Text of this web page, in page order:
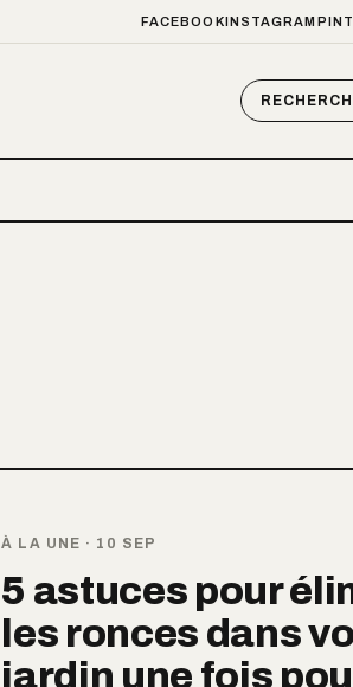
FACEBOOKINSTAGRAM
À LA UNE · 10 SEP
5 astuces pour
les ronces dans
jardin une fois